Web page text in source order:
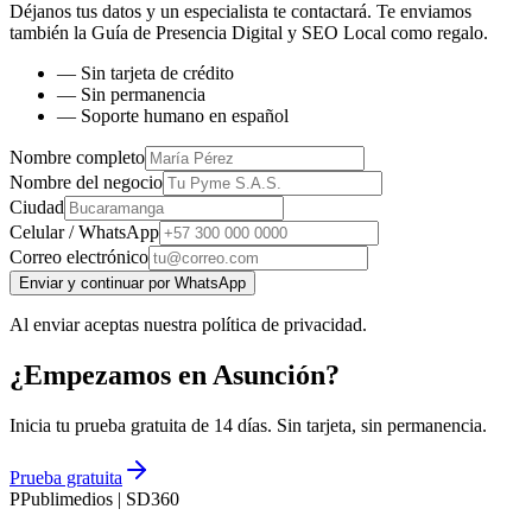
Déjanos tus datos y un especialista te contactará. Te enviamos
también la Guía de Presencia Digital y SEO Local como regalo.
— Sin tarjeta de crédito
— Sin permanencia
— Soporte humano en español
Nombre completo
Nombre del negocio
Ciudad
Celular / WhatsApp
Correo electrónico
Enviar y continuar por WhatsApp
Al enviar aceptas nuestra política de privacidad.
¿Empezamos en Asunción?
Inicia tu prueba gratuita de 14 días. Sin tarjeta, sin permanencia.
Prueba gratuita
PPublimedios | SD360